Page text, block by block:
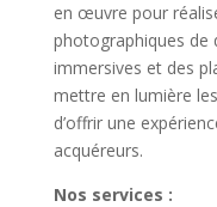
en œuvre pour
photographiques de
immersives et des
mettre en lumière
d’offrir une
acquéreurs.
Nos services :